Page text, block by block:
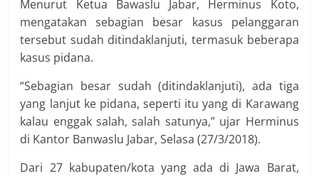
Menurut Ketua Bawaslu Jabar, Herminus Koto,
mengatakan sebagian besar kasus pelanggaran
tersebut sudah ditindaklanjuti, termasuk beberapa
kasus pidana.
“Sebagian besar sudah (ditindaklanjuti), ada tiga
yang lanjut ke pidana, seperti itu yang di Karawang
kalau enggak salah, salah satunya,” ujar Herminus
di Kantor Banwaslu Jabar, Selasa (27/3/2018).
Dari 27 kabupaten/kota yang ada di Jawa Barat,